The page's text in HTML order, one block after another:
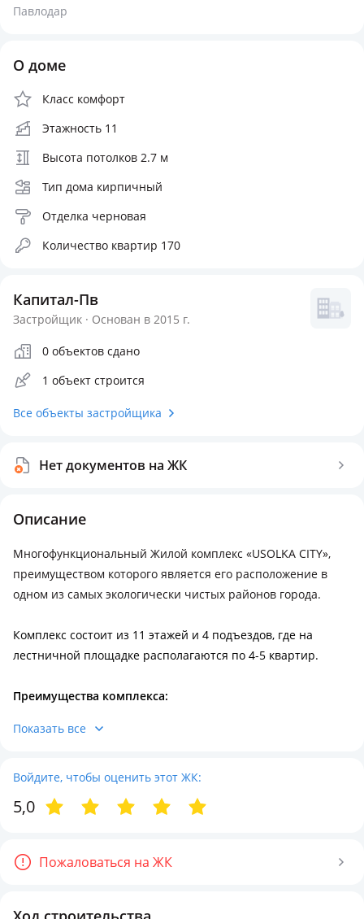
Павлодар
О доме
Класс комфорт
Этажность 11
Высота потолков 2.7 м
Тип дома кирпичный
Отделка черновая
Количество квартир 170
Капитал-Пв
Застройщик · Основан в 2015 г.
0 объектов сдано
1 объект строится
Все объекты застройщика
Нет документов на ЖК
Описание
Многофункциональный Жилой комплекс «USOLKA CITY»,
преимуществом которого является его расположение в
одном из самых экологически чистых районов города.
Комплекс состоит из 11 этажей и 4 подъездов, где на
лестничной площадке располагаются по 4-5 квартир.
Преимущества комплекса:
💥Свободные планировки квартир
💥2 бесшумных лифта в каждом подъезде
одземный паркинг
💥Современная детская площадка
💥В идеонаблюдение 24/7
Показать все
Войдите, чтобы оценить этот ЖК:
5,0
Пожаловаться на ЖК